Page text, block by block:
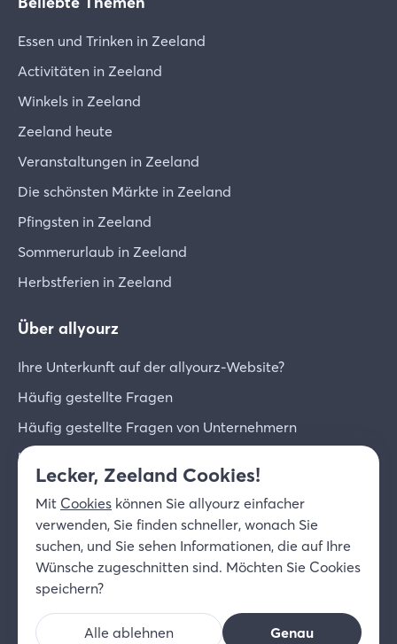
Essen und Trinken in Zeeland
Activitäten in Zeeland
Winkels in Zeeland
Zeeland heute
Veranstaltungen in Zeeland
Die schönsten Märkte in Zeeland
Pfingsten in Zeeland
Sommerurlaub in Zeeland
Herbstferien in Zeeland
Über allyourz
Ihre Unterkunft auf der allyourz-Website?
Häufig gestellte Fragen
Häufig gestellte Fragen von Unternehmern
Unternehmer-Login
Über uns
© 2026 allyourz b.v.
Nutzungsbedingungen
Datenschutzrichtlinie
DE
Lecker, Zeeland Cookies!
Mit Cookies können Sie allyourz einfacher
verwenden, Sie finden schneller, wonach Sie
suchen, und Sie sehen Informationen, die auf Ihre
Wünsche zugeschnitten sind. Möchten Sie Cookies
speichern?
Alle ablehnen Genau